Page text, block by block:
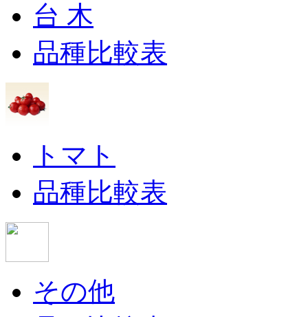
台 木
品種比較表
トマト
品種比較表
その他